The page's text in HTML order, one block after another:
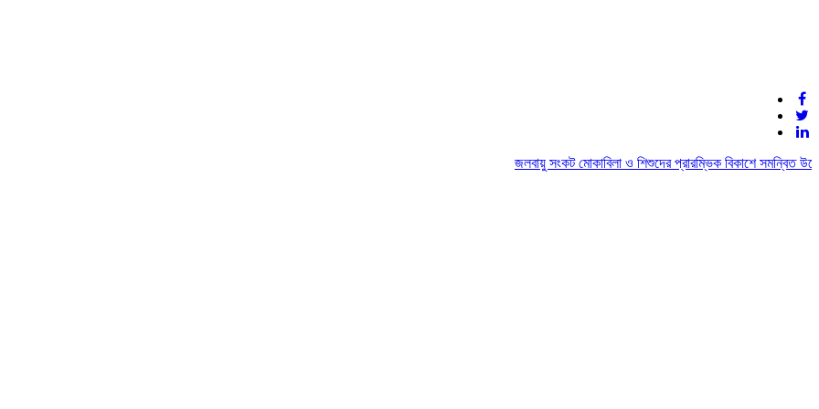
জলবায়ু সংকট মোকাবিলা ও শিশুদের প্রারম্ভিক বিকাশে সমন্বিত